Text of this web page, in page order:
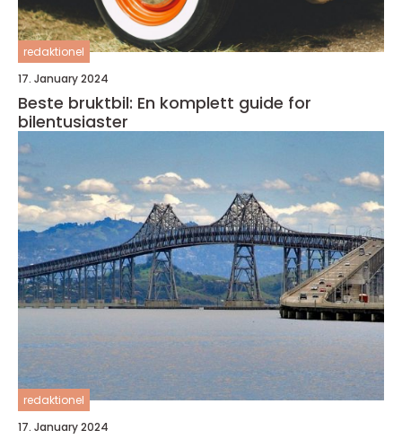
redaktionel
17. January 2024
Beste bruktbil: En komplett guide for
bilentusiaster
redaktionel
17. January 2024